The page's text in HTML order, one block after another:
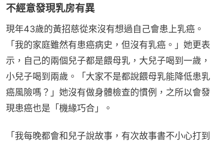
不經意發現乳房有異
現年43歲的黃招慈從來沒有想過自己會患上乳癌。
「我的家庭雖然有患癌病史，但沒有乳癌。」她更表
示，自己的兩個兒子都是餵母乳，大兒子喝到一歲，
小兒子喝到兩歲。「大家不是都說餵母乳能降低患乳
癌風險嗎？」她沒有做身體檢查的慣例，之所以會發
現患癌也是「機緣巧合」。
「我每晚都會和兒子說故事，有次故事書不小心打到